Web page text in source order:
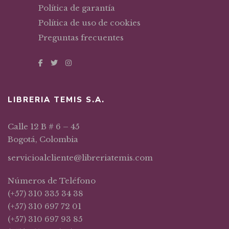
Política de garantía
Política de uso de cookies
Preguntas frecuentes
LIBRERIA TEMIS S.A.
Calle 12 B # 6 – 45
Bogotá, Colombia
servicioalcliente@libreriatemis.com
Números de Teléfono
(+57) 310 335 34 38
(+57) 310 697 72 01
(+57) 310 697 93 85